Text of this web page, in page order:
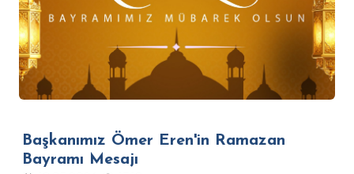
Başkanımız Ömer Eren'in Ramazan
Bayramı Mesajı